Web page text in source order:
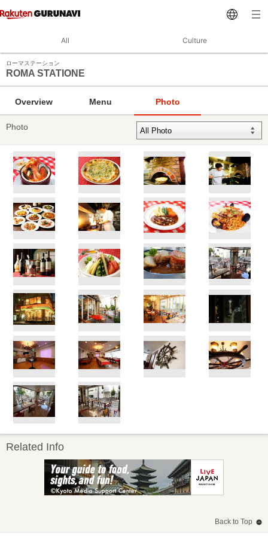
All Culture
ローマステーション
ROMA STATIONE
Overview Menu Photo
Photo
Related Info
Back to Top